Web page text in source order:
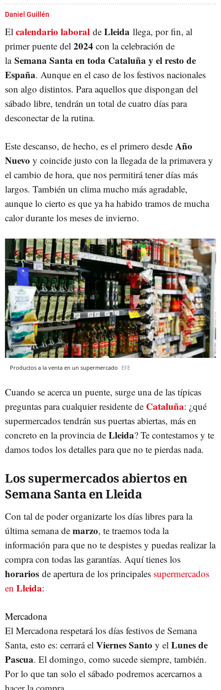
Daniel Guillén
El calendario laboral de Lleida llega, por fin, al
primer puente del 2024 con la celebración de
la Semana Santa en toda Cataluña y el resto de
España. Aunque en el caso de los festivos nacionales
son algo distintos. Para aquellos que dispongan del
sábado libre, tendrán un total de cuatro días para
desconectar de la rutina.
Este descanso, de hecho, es el primero desde Año
Nuevo y coincide justo con la llegada de la primavera y
el cambio de hora, que nos permitirá tener días más
largos. También un clima mucho más agradable,
aunque lo cierto es que ya ha habido tramos de mucha
calor durante los meses de invierno.
Productos a la venta en un supermercado EFE
Cuando se acerca un puente, surge una de las típicas
preguntas para cualquier residente de Cataluña: ¿qué
supermercados tendrán sus puertas abiertas, más en
concreto en la provincia de Lleida? Te contestamos y te
damos todos los detalles para que no te pierdas nada.
Los supermercados abiertos en
Semana Santa en Lleida
Con tal de poder organizarte los días libres para la
última semana de marzo, te traemos toda la
información para que no te despistes y puedas realizar la
compra con todas las garantías. Aquí tienes los
horarios de apertura de los principales supermercados
en Lleida:
Mercadona
El Mercadona respetará los días festivos de Semana
Santa, esto es: cerrará el ViernesSanto y el Lunes de
Pascua. El domingo, como sucede siempre, también.
Por lo que tan solo el sábado podremos acercarnos a